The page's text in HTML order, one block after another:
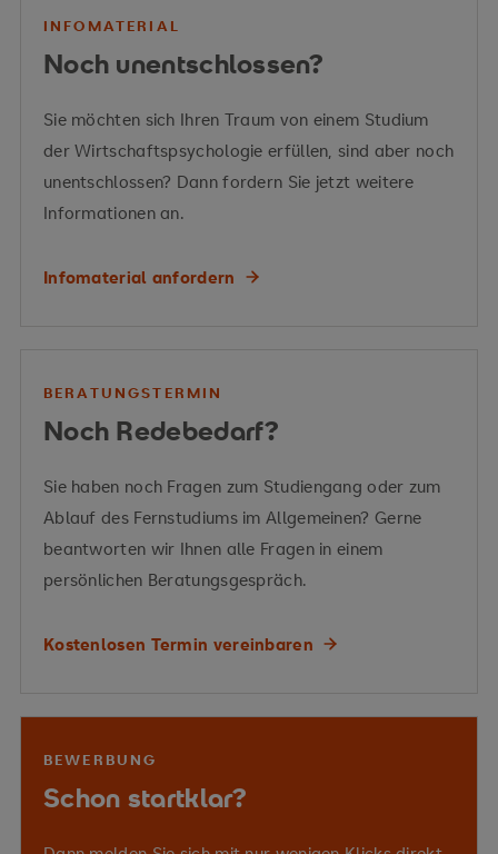
Vermittelte Kompetenzen
INFOMATERIAL
Noch unentschlossen?
Sie möchten sich Ihren Traum von einem Studium
der Wirtschaftspsychologie erfüllen, sind aber noch
unentschlossen? Dann fordern Sie jetzt weitere
Informationen an.
Infomaterial anfordern
BERATUNGSTERMIN
Noch Redebedarf?
Sie haben noch Fragen zum Studiengang oder zum
Ablauf des Fernstudiums im Allgemeinen? Gerne
beantworten wir Ihnen alle Fragen in einem
persönlichen Beratungsgespräch.
Kostenlosen Termin vereinbaren
BEWERBUNG
Schon startklar?